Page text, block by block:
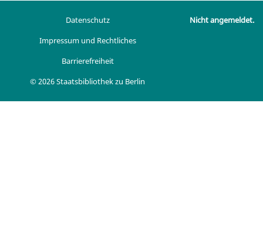
Datenschutz
Impressum und Rechtliches
Barrierefreiheit
© 2026 Staatsbibliothek zu Berlin
Nicht angemeldet.